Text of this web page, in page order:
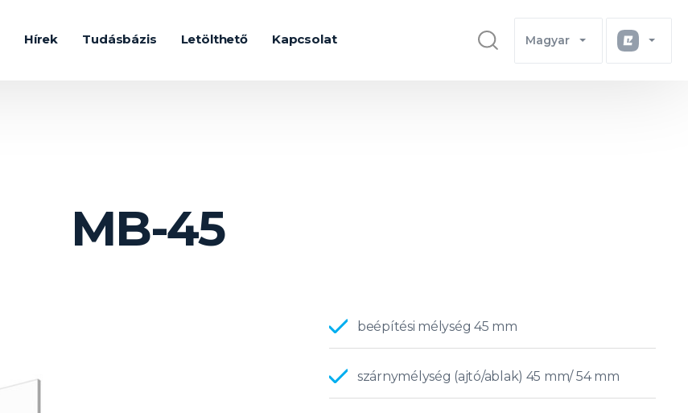
Hírek Tudásbázis Letölthető Kapcsolat Magyar
MB-45
beépítési mélység 45 mm
szárnymélység (ajtó/ablak) 45 mm/ 54 mm